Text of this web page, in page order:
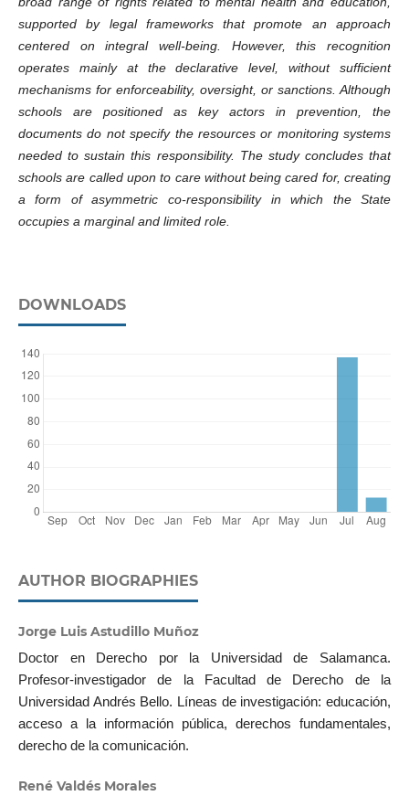
supported by legal frameworks that promote an approach
centered on integral well-being. However, this recognition
operates mainly at the declarative level, without sufficient
mechanisms for enforceability, oversight, or sanctions. Although
schools are positioned as key actors in prevention, the
documents do not specify the resources or monitoring systems
needed to sustain this responsibility. The study concludes that
schools are called upon to care without being cared for, creating
a form of asymmetric co-responsibility in which the State
occupies a marginal and limited role.
DOWNLOADS
AUTHOR BIOGRAPHIES
Jorge Luis Astudillo Muñoz
Doctor en Derecho por la Universidad de Salamanca.
Profesor-investigador de la Facultad de Derecho de la
Universidad Andrés Bello. Líneas de investigación: educación,
acceso a la información pública, derechos fundamentales,
derecho de la comunicación.
René Valdés Morales